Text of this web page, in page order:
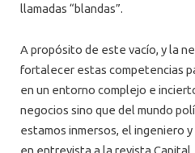
llamadas “blandas”.
A propósito de este vacío, y la
fortalecer estas competencias
en un entorno complejo e
negocios sino que del mundo
estamos inmersos, el ingeniero
en entrevista a la revista